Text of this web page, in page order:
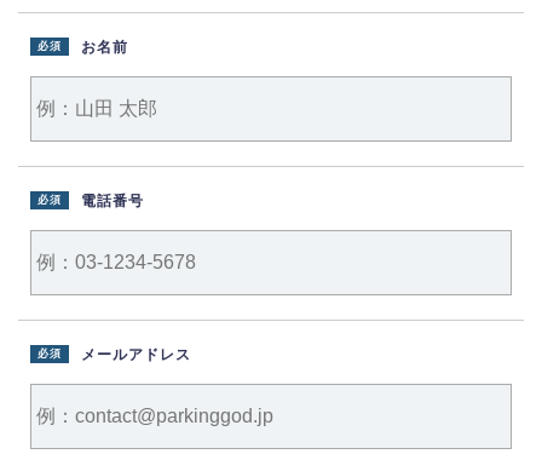
お名前
必須
電話番号
必須
メールアドレス
必須